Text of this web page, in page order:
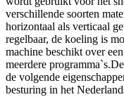
verschillende soorten
horizontaal als verticaal
regelbaar, de koeling is
machine beschikt over
meerdere
de volgende
besturing in het